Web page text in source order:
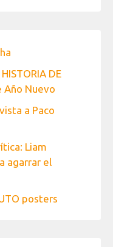
DE
Año Nuevo
a Paco
Liam
agarrar el
posters